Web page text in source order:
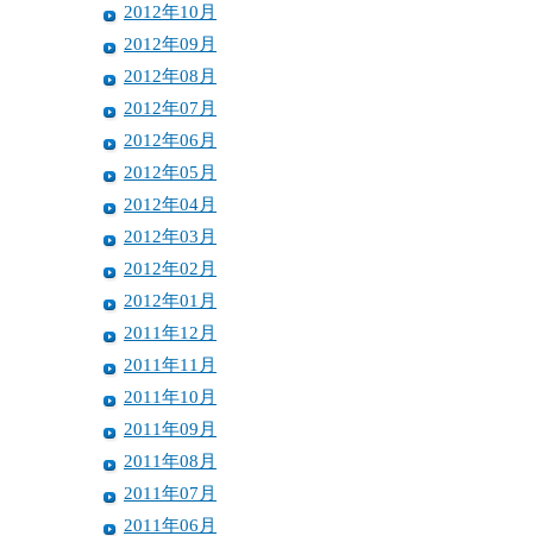
2012年10月
2012年09月
2012年08月
2012年07月
2012年06月
2012年05月
2012年04月
2012年03月
2012年02月
2012年01月
2011年12月
2011年11月
2011年10月
2011年09月
2011年08月
2011年07月
2011年06月